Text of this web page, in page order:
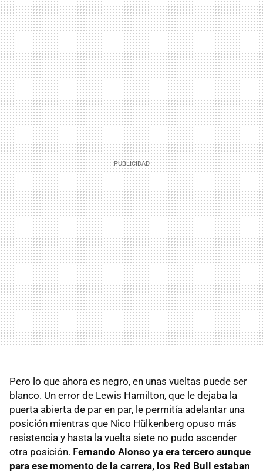
Pero lo que ahora es negro, en unas vueltas puede ser
blanco. Un error de Lewis Hamilton, que le dejaba la
puerta abierta de par en par, le permitía adelantar una
posición mientras que Nico Hülkenberg opuso más
resistencia y hasta la vuelta siete no pudo ascender
otra posición. Fernando Alonso ya era tercero aunque
para ese momento de la carrera, los Red Bull estaban